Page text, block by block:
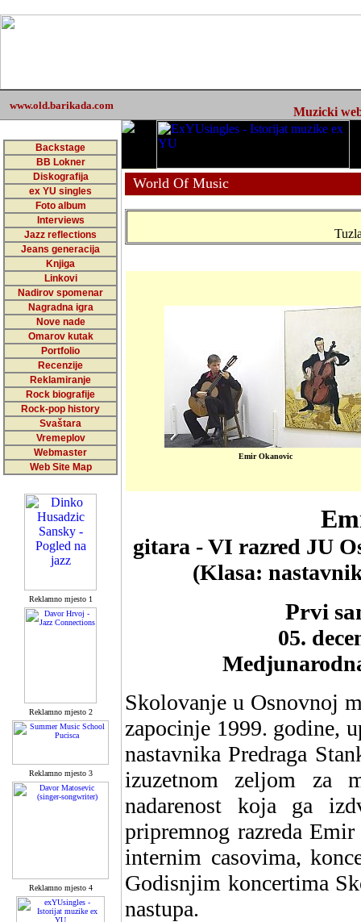
www.old.barikada.com Muzicki
Backstage
BB Lokner
Diskografija
ex YU singles
Foto album
Interviews
Jazz reflections
Jeans generacija
Knjiga
Linkovi
Nadirov spomenar
Nagradna igra
Nove nade
Omarov kutak
Portfolio
Recenzije
Reklamiranje
Rock biografije
Rock-pop history
Svaštara
Vremeplov
Webmaster
Web Site Map
Reklamno mjesto 1
Reklamno mjesto 2
Reklamno mjesto 3
Reklamno mjesto 4
World Of Music
Emir Okanovic
gitara - VI razred JU
(Klasa:
Prvi
05.
Skolovanje u Osnovnoj
zapocinje 1999. godine,
nastavnika Predraga
izuzetnom zeljom za
nadarenost koja ga
pripremnog razreda
internim casovima,
Godisnjim koncertima
nastupa.